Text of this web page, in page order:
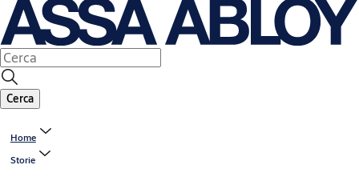
Cerca
Home
Storie